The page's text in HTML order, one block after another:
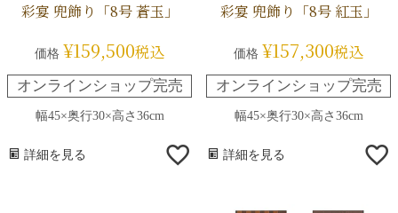
彩宴 兜飾り「8号 蒼玉」
価格 ¥159,500税込
オンラインショップ完売
幅45×奥行30×高さ36cm
詳細を見る
彩宴 兜飾り「8号 紅玉」
価格 ¥157,300税込
オンラインショップ完売
幅45×奥行30×高さ36cm
詳細を見る